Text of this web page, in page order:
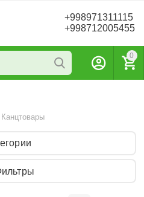
+998971311115
+998712005455
0
Канцтовары